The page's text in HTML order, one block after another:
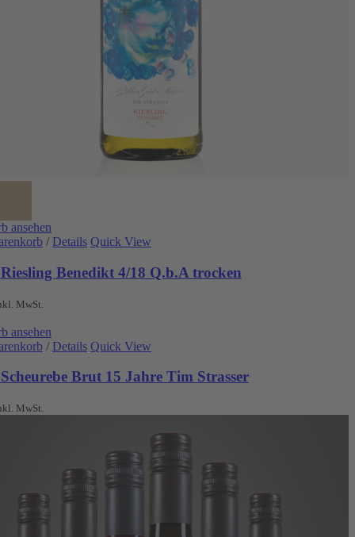
ansehen
/ Details Quick View
Benedikt 4/18 Q.b.A trocken
MwSt.
ansehen
/ Details Quick View
Brut 15 Jahre Tim Strasser
MwSt.